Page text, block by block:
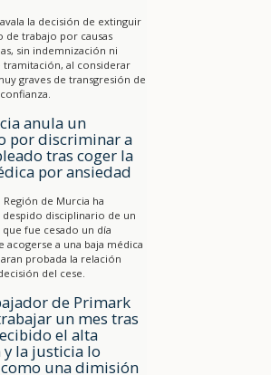
la decisión de extinguir
de trabajo por causas
sin indemnización ni
tramitación, al considerar
graves de transgresión de
anula un
por discriminar a
tras coger la
por ansiedad
Región de Murcia ha
despido disciplinario de un
fue cesado un día
acogerse a una baja médica
probada la relación
del cese.
de Primark
un mes tras
el alta
y la justicia lo
una dimisión